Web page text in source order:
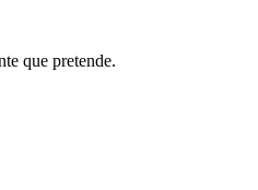
que pretende.